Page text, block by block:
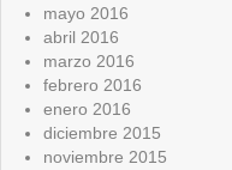
mayo 2016
abril 2016
marzo 2016
febrero 2016
enero 2016
diciembre 2015
noviembre 2015